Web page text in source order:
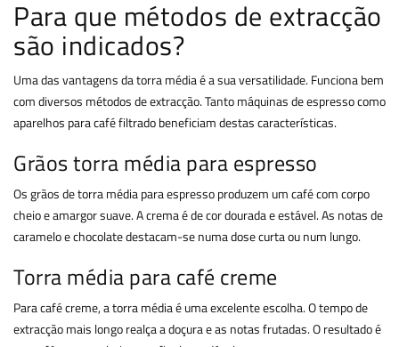
Para que métodos de extracção
são indicados?
Uma das vantagens da torra média é a sua versatilidade. Funciona bem
com diversos métodos de extracção. Tanto máquinas de espresso como
aparelhos para café filtrado beneficiam destas características.
Grãos torra média para espresso
Os grãos de torra média para espresso produzem um café com corpo
cheio e amargor suave. A crema é de cor dourada e estável. As notas de
caramelo e chocolate destacam-se numa dose curta ou num lungo.
Torra média para café creme
Para café creme, a torra média é uma excelente escolha. O tempo de
extracção mais longo realça a doçura e as notas frutadas. O resultado é